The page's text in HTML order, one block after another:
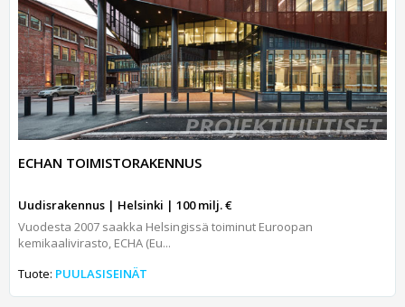
ECHAN TOIMISTORAKENNUS
Uudisrakennus | Helsinki | 100 milj. €
Vuodesta 2007 saakka Helsingissä toiminut Euroopan
kemikaalivirasto, ECHA (Eu...
Tuote: PUULASISEINÄT